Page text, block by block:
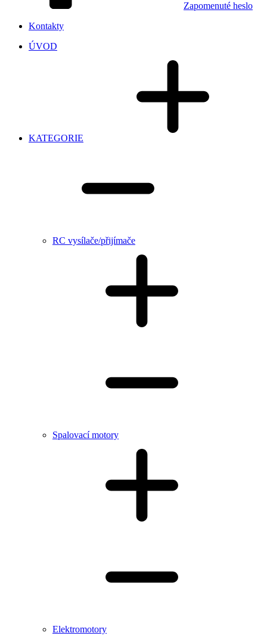
Zapomenuté heslo
Kontakty
ÚVOD
KATEGORIE
RC vysílače/přijímače
Spalovací motory
Elektromotory